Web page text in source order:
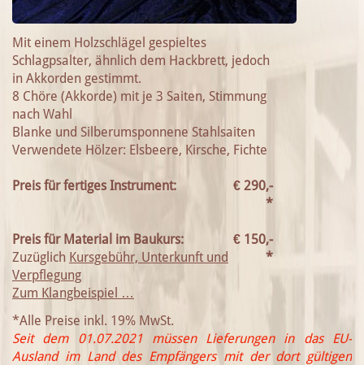
Mit einem Holzschlägel gespieltes
Schlagpsalter, ähnlich dem Hackbrett, jedoch
in Akkorden gestimmt.
8 Chöre (Akkorde) mit je 3 Saiten, Stimmung
nach Wahl
Blanke und Silberumsponnene Stahlsaiten
Verwendete Hölzer: Elsbeere, Kirsche, Fichte
Preis für fertiges Instrument: € 290,-
*
Preis für Material im Baukurs:
Zuzüglich Kursgebühr, Unterkunft und
Verpflegung
€ 150,-
*
Zum Klangbeispiel …
*Alle Preise inkl. 19% MwSt.
Seit dem 01.07.2021 müssen Lieferungen in das EU-
Ausland im Land des Empfängers mit der dort gültigen